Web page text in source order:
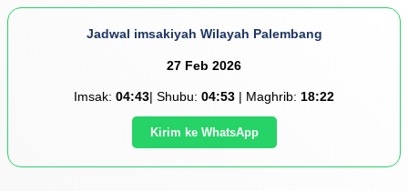
Jadwal imsakiyah Wilayah Palembang
27 Feb 2026
Imsak: 04:43| Shubu: 04:53 | Maghrib: 18:22
Kirim ke WhatsApp